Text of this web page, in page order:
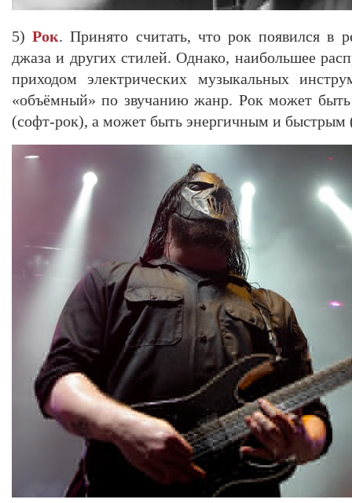
5)Рок. Принято считать, что рок появился в
джаза и других стилей. Однако, наибольшее
приходом электрических музыкальных
«объёмный» по звучанию жанр. Рок может
(софт-рок), а может быть энергичным и быстрым